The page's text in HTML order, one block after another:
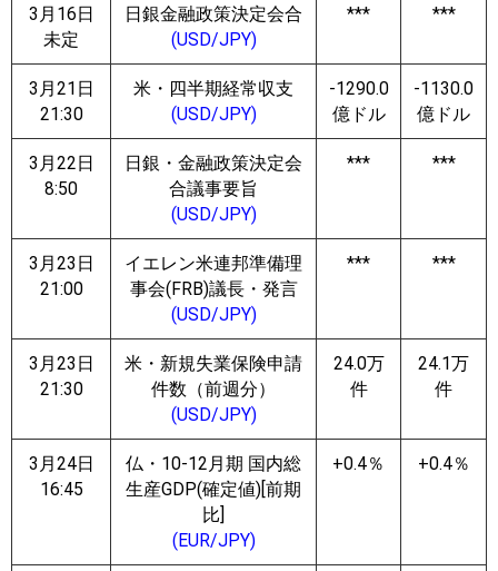
3月16日
未定
日銀金融政策決定会合
(USD/JPY)
*** ***
3月21日
21:30
米・四半期経常収支
(USD/JPY)
-1290.0
億ドル
-1130.0
億ドル
3月22日
8:50
日銀・金融政策決定会
合議事要旨
(USD/JPY)
*** ***
3月23日
21:00
イエレン米連邦準備理
事会(FRB)議長・発言
(USD/JPY)
*** ***
3月23日
21:30
米・新規失業保険申請
件数（前週分）
(USD/JPY)
24.0万
件
24.1万
件
3月24日
16:45
仏・10-12月期 国内総
生産GDP(確定値)[前期
比]
(EUR/JPY)
+0.4％ +0.4％